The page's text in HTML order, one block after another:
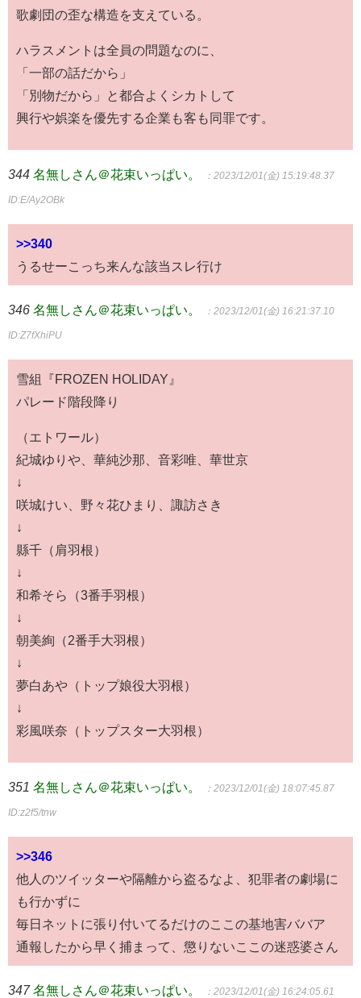
歌劇団の歪な構造を支えている。
ハラスメントは全員の問題なのに、
「一部の話だから」
「別物だから」と都合よくシカトして
興行や娯楽を優先する企業も客も同罪です。
344 名無しさん＠花束いっぱい。 ：2023/12/01(金) 15:19:48.37
ID:E/Ay2OBk
>>340
うるせーこっち来んな該当スレ行け
346 名無しさん＠花束いっぱい。 ：2023/12/01(金) 16:21:37.10
ID:Z7fXhiPU
雪組『FROZEN HOLIDAY』
パレード階段降り
（エトワール）
紀城ゆりや、華純沙那、音彩唯、華世京
↓
咲城けい、野々花ひまり、諏訪さき
↓
縣千（肩羽根）
↓
和希そら（3番手羽根）
↓
朝美絢（2番手大羽根）
↓
夢白あや（トップ娘役大羽根）
↓
彩風咲奈（トップスター大羽根）
351 名無しさん＠花束いっぱい。 ：2023/12/01(金) 18:07:45.87
ID:z2f5/tnw
>>346
他人のツイッターや隔離から盗るなよ、犯罪者の劇場に
も行かずに
毎日ネットに張り付いてるだけのここの基地害ババア
通報したから早く捕まって、懲りないここの迷惑婆さん
347 名無しさん＠花束いっぱい。 ：2023/12/01(金) 16:24:05.61